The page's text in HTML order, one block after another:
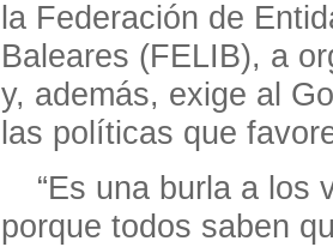
la Federación de
Baleares (FELIB), a
y, además, exige al
las políticas que
“Es una burla a los
porque todos saben